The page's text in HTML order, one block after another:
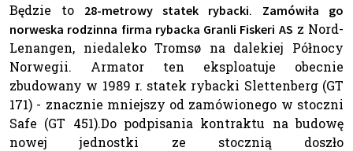
Będzie to 28-metrowy statek rybacki. Zamówiła go
norweska rodzinna firma rybacka Granli Fiskeri AS z Nord-
Lenangen, niedaleko Tromsø na dalekiej Północy
Norwegii. Armator ten eksploatuje obecnie
zbudowany w 1989 r. statek rybacki Slettenberg (GT
171) - znacznie mniejszy od zamówionego w stoczni
Safe (GT 451).Do podpisania kontraktu na budowę
nowej jednostki ze stocznią doszło